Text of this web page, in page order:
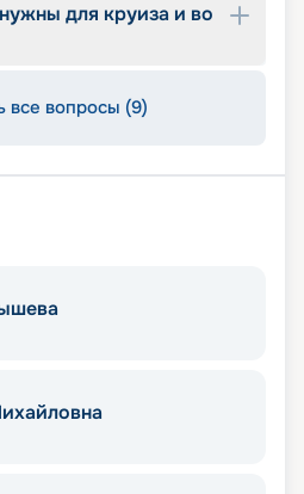
для круиза и во
все вопросы (9)